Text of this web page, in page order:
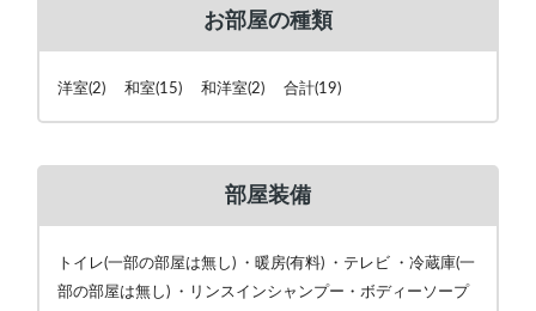
お部屋の種類
洋室(2) 和室(15) 和洋室(2) 合計(19)
部屋装備
トイレ(一部の部屋は無し) ・暖房(有料) ・テレビ ・冷蔵庫(一
部の部屋は無し) ・リンスインシャンプー・ボディーソープ